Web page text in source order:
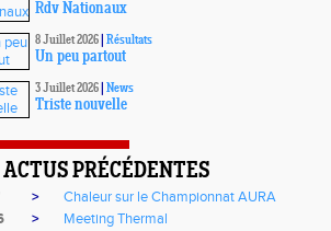
Rdv Nationaux
8 Juillet 2026 Résultats
Un peu partout
3 Juillet 2026 News
Triste nouvelle
ACTUS PRÉCÉDENTES
>
Chaleur sur le Championnat AURA
>
Meeting Thermal